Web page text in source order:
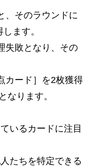
、そのラウンドに
ます。
失敗となり、その
カード］を2枚獲得
なります。
いるカードに注目
たちを特定できる